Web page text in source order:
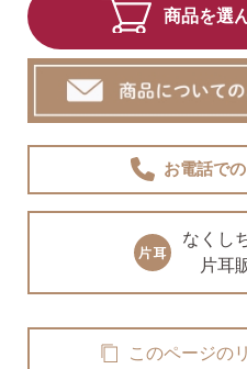
ピアスチャーム
予備の替えキャッ
無くした時の片耳
全ての
商品を選
お電話で
なくし
片耳
このページの